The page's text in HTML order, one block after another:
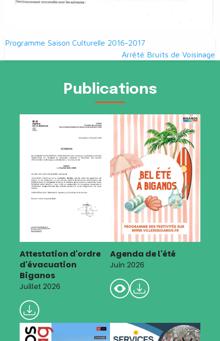
Navigation
de
Programme Saison Culturelle 2016-2017
Arrêté Bruits de Voisinage
Publications
Attestation d'ordre
d'évacuation
Biganos
Juillet 2026
Agenda de l'été
Juin 2026